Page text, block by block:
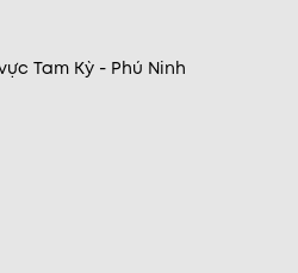
Tam Kỳ - Phú Ninh